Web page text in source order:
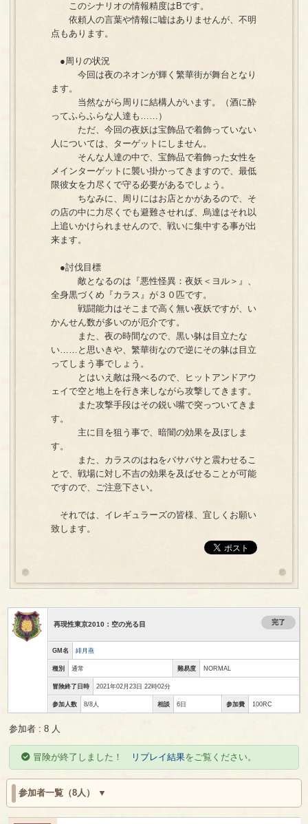
このシナリオの情報精度はBです。
依頼人の言葉や情報に嘘はありませんが、不明
点もあります。
●周りの状況
今回は夜のネオンが輝く繁華街が舞台となり
ます。
当然ながら周りに結構人がいます。（酒に酔
ってふらふらな人達も……）
ただ、今回の夜妖は宝飾品で着飾っていない
人については、ターゲットにしません。
そんな人達の中で、宝飾品で着飾った女性を
メインターゲットに襲い掛かってきますので、最低
限彼女を力尽くで守る必要があるでしょう。
ちなみに、周りにはお店とかがあるので、そ
の店の中に力尽くでも避難させれば、烏達はそれ以
上追いかけられませんので、戦いに集中する事が出
来ます。
●討伐目標
敵となるのは『悪性怪異：夜妖＜ヨル＞』、
全身黒づくめ『カラス』が３０匹です。
戦闘能力はそこまで高く無い夜妖ですが、い
かんせん数が多いのが厄介です。
また、夜の時間なので、黒い躰は目立たな
い……と思いきや、繁華街なので逆にその躰は目立
ってしまう事でしょう。
とはいえ敵は飛べるので、ヒットアンドアウ
ェイで空と地上を行き来しながら攻撃してきます。
また攻撃手段はその鋭い嘴で突っついてきま
す。
主に目を狙う事で、暗闇の効果を及ぼしま
す。
また、カラスのはねをバサバサと震わせるこ
とで、戦場に対し不吉の効果を及ばせることが可能
ですので、ご注意下さい。
それでは、イレギュラーズの皆様、宜しくお願い
致します。
再現性東京2010：空の光る目 完了
GM名 緋月燕
種別 通常 難易度 NORMAL
冒険終了日時 2021年02月23日 22時02分
参加人数 8/8人 相談 6日 参加費 100RC
参加者 : 8 人
冒険が終了しました！ リプレイ結果をご覧ください。
参加者一覧（8人）